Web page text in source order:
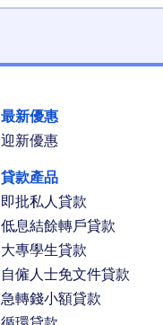
最新優惠
迎新優惠
貸款產品
即批私人貸款
低息結餘轉戶貸款
大專學生貸款
自僱人士免文件貸款
急轉錢小額貸款